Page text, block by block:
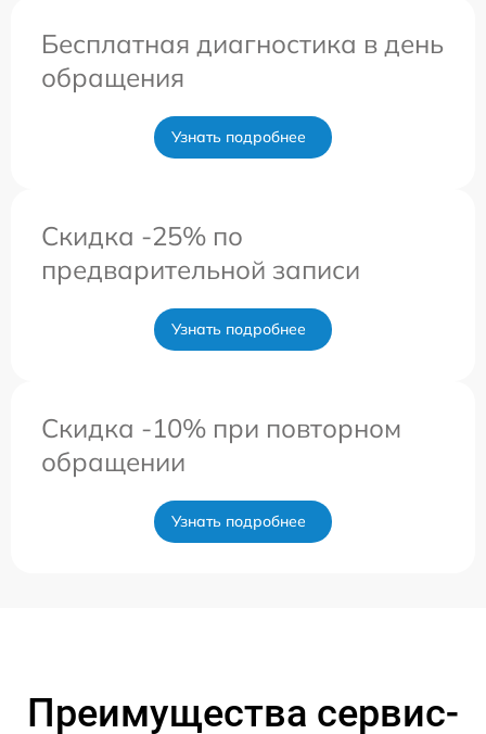
Бесплатная диагностика в день
обращения
Узнать подробнее
Скидка -25% по
предварительной записи
Узнать подробнее
Скидка -10% при повторном
обращении
Узнать подробнее
Преимущества сервис-